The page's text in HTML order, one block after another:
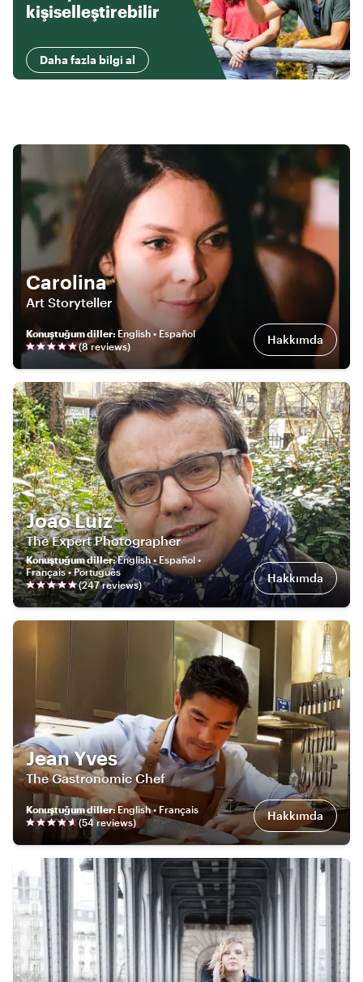
kişiselleştirebilir
Daha fazla bilgi al
Carolina
Art Storyteller
Konuştuğum diller: English • Español
(8reviews) Hakkımda
Joao Luiz
The Expert Photographer
Konuştuğum diller:English • Español •
Français • Português
(247reviews) Hakkımda
Jean Yves
The Gastronomic Chef
Konuştuğum diller:English • Français
(54reviews) Hakkımda